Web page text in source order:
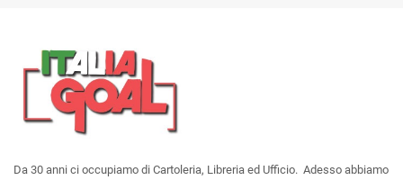
Da 30 anni ci occupiamo di Cartoleria, Libreria ed Ufficio. Adesso abbiamo